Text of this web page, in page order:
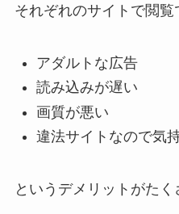
それぞれのサイトで閲覧
アダルトな広告
読み込みが遅い
画質が悪い
違法サイトなので気
というデメリットがたく